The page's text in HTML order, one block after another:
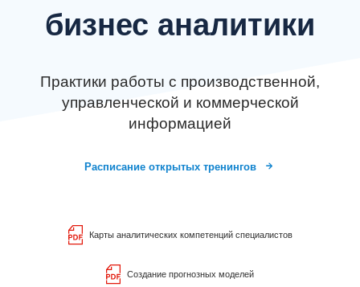
бизнес аналитики
Практики работы с производственной,
управленческой и коммерческой
информацией
Расписание открытых тренингов
Карты аналитических компетенций специалистов
Создание прогнозных моделей